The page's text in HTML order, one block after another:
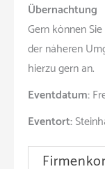
Übernachtung
Gern können
der näheren
hierzu gern an.
Eventdatum:
Eventort: